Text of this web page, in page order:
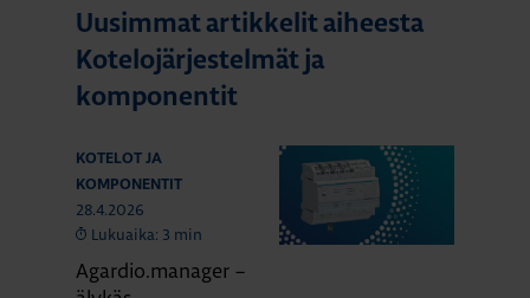
Uusimmat artikkelit aiheesta
Kotelojärjestelmät ja
komponentit
KOTELOT JA
KOMPONENTIT
28.4.2026
Lukuaika: 3 min
Agardio.manager –